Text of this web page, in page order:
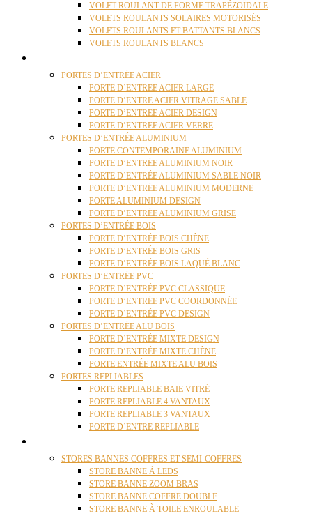
VOLET ROULANT DE FORME TRAPÉZOÏDALE
VOLETS ROULANTS SOLAIRES MOTORISÉS
VOLETS ROULANTS ET BATTANTS BLANCS
VOLETS ROULANTS BLANCS
PORTES D’ENTRÉE ACIER
PORTE D’ENTREE ACIER LARGE
PORTE D’ENTRE ACIER VITRAGE SABLE
PORTE D’ENTREE ACIER DESIGN
PORTE D’ENTREE ACIER VERRE
PORTES D’ENTRÉE ALUMINIUM
PORTE CONTEMPORAINE ALUMINIUM
PORTE D’ENTRÉE ALUMINIUM NOIR
PORTE D’ENTRÉE ALUMINIUM SABLE NOIR
PORTE D’ENTRÉE ALUMINIUM MODERNE
PORTE ALUMINIUM DESIGN
PORTE D’ENTRÉE ALUMINIUM GRISE
PORTES D’ENTRÉE BOIS
PORTE D’ENTRÉE BOIS CHÊNE
PORTE D’ENTRÉE BOIS GRIS
PORTE D’ENTRÉE BOIS LAQUÉ BLANC
PORTES D’ENTRÉE PVC
PORTE D’ENTRÉE PVC CLASSIQUE
PORTE D’ENTRÉE PVC COORDONNÉE
PORTE D’ENTRÉE PVC DESIGN
PORTES D’ENTRÉE ALU BOIS
PORTE D’ENTRÉE MIXTE DESIGN
PORTE D’ENTRÉE MIXTE CHÊNE
PORTE ENTRÉE MIXTE ALU BOIS
PORTES REPLIABLES
PORTE REPLIABLE BAIE VITRÉ
PORTE REPLIABLE 4 VANTAUX
PORTE REPLIABLE 3 VANTAUX
PORTE D’ENTRE REPLIABLE
STORES BANNES COFFRES ET SEMI-COFFRES
STORE BANNE À LEDS
STORE BANNE ZOOM BRAS
STORE BANNE COFFRE DOUBLE
STORE BANNE À TOILE ENROULABLE